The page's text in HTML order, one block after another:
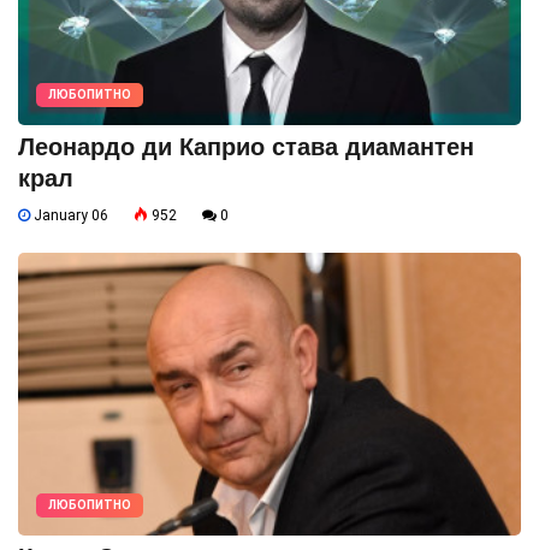
ЛЮБОПИТНО
Леонардо ди Каприо става диамантен
крал
January 06 952 0
ЛЮБОПИТНО